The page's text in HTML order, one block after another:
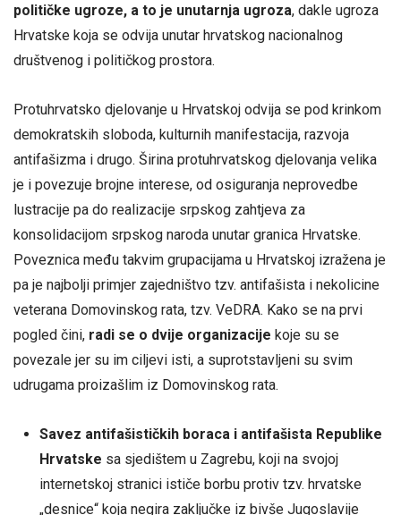
političke ugroze, a to je unutarnja ugroza, dakle ugroza
Hrvatske koja se odvija unutar hrvatskog nacionalnog
društvenog i političkog prostora.
Protuhrvatsko djelovanje u Hrvatskoj odvija se pod krinkom
demokratskih sloboda, kulturnih manifestacija, razvoja
antifašizma i drugo. Širina protuhrvatskog djelovanja velika
je i povezuje brojne interese, od osiguranja neprovedbe
lustracije pa do realizacije srpskog zahtjeva za
konsolidacijom srpskog naroda unutar granica Hrvatske.
Poveznica među takvim grupacijama u Hrvatskoj izražena je
pa je najbolji primjer zajedništvo tzv. antifašista i nekolicine
veterana Domovinskog rata, tzv. VeDRA. Kako se na prvi
pogled čini, radi se o dvije organizacije koje su se
povezale jer su im ciljevi isti, a suprotstavljeni su svim
udrugama proizašlim iz Domovinskog rata.
Savez antifašističkih boraca i antifašista Republike
Hrvatske sa sjedištem u Zagrebu, koji na svojoj
internetskoj stranici ističe borbu protiv tzv. hrvatske
„desnice“ koja negira zaključke iz bivše Jugoslavije